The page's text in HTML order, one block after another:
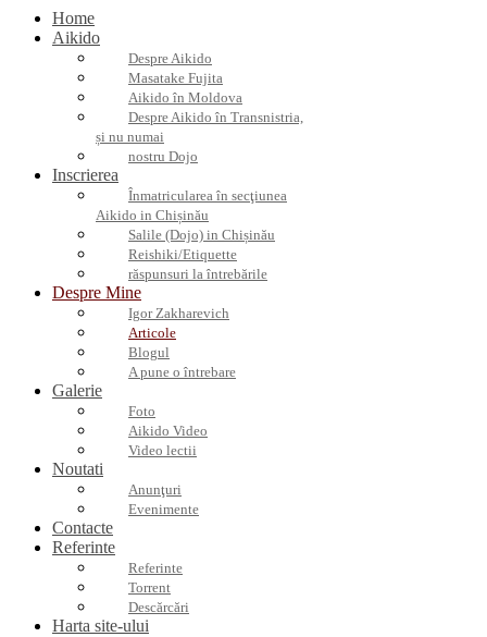
Home
Aikido
Despre Aikido
Masatake Fujita
Aikido în Moldova
Despre Aikido în Transnistria,
și nu numai
nostru Dojo
Inscrierea
Înmatricularea în secţiunea
Aikido in Chișinău
Salile (Dojo) in Chișinău
Reishiki/Etiquette
răspunsuri la întrebările
Despre Mine
Igor Zakharevich
Articole
Blogul
A pune o întrebare
Galerie
Foto
Aikido Video
Video lectii
Noutati
Anunţuri
Evenimente
Contacte
Referinte
Referinte
Torrent
Descărcări
Harta site-ului